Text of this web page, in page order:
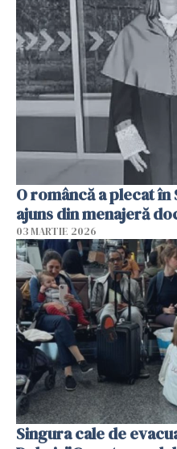
O româncă a plecat în
ajuns din menajeră
03 MARTIE 2026
Singura cale de